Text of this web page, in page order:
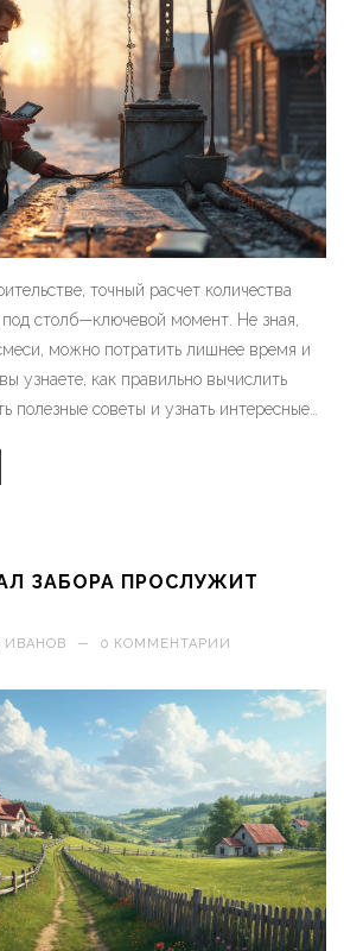
точный расчет количества
столб—ключевой момент. Не зная,
можно потратить лишнее время и
узнаете, как правильно вычислить
полезные советы и узнать интересные
ЗАБОРА ПРОСЛУЖИТ
ИВАНОВ — 0 КОММЕНТАРИИ